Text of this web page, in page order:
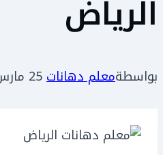
الرياض
بواسطةمعلم دهانات25 مارس، 2024